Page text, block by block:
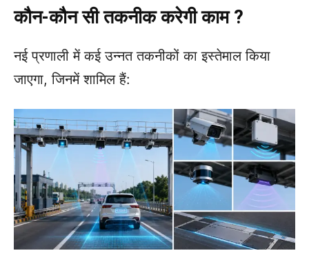
कौन-कौन सी तकनीक करेगी काम ?
नई प्रणाली में कई उन्नत तकनीकों का इस्तेमाल किया
जाएगा, जिनमें शामिल हैं: